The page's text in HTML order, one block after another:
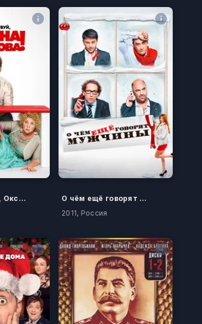
Ну, здравствуй, Оксана Соколова!
О чём ещё говорят мужчины
2011, Россия